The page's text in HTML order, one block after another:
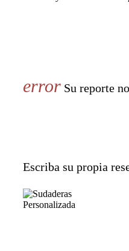
Su reporte
Escriba su propia